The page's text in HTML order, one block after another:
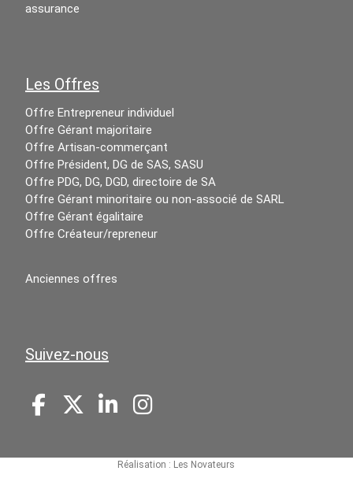
assurance
Les Offres
Offre Entrepreneur individuel
Offre Gérant majoritaire
Offre Artisan-commerçant
Offre Président, DG de SAS, SASU
Offre PDG, DG, DGD, directoire de SA
Offre Gérant minoritaire ou non-associé de SARL
Offre Gérant égalitaire
Offre Créateur/repreneur
Anciennes offres
Suivez-nous
Réalisation : Les Novateurs